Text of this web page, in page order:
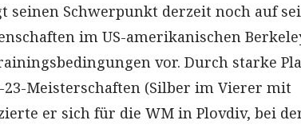
seinen Schwerpunkt derzeit noch auf
im US-amerikanischen
vor. Durch starke
23-Meisterschaften (Silber im Vierer mit
er sich für die WM in Plovdiv, bei